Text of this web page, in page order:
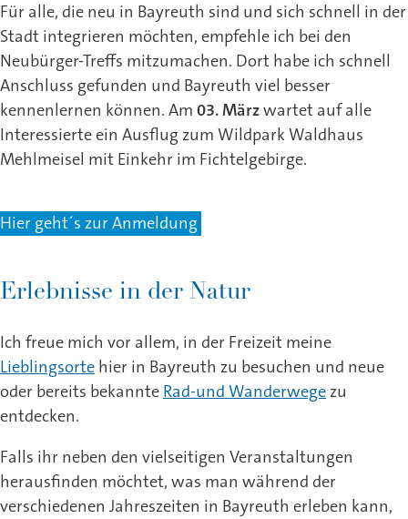
Für alle, die neu in Bayreuth sind und sich schnell in der
Stadt integrieren möchten, empfehle ich bei den
Neubürger-Treffs mitzumachen. Dort habe ich schnell
Anschluss gefunden und Bayreuth viel besser
kennenlernen können. Am 03. Märzwartet auf alle
Interessierte ein Ausflug zum Wildpark Waldhaus
Mehlmeisel mit Einkehr im Fichtelgebirge.
Hier geht´s zur Anmeldung
Erlebnisse in der Natur
Ich freue mich vor allem, in der Freizeit meine
Lieblingsorte hier in Bayreuth zu besuchen und neue
oder bereits bekannte Rad-und Wanderwege zu
entdecken.
Falls ihr neben den vielseitigen Veranstaltungen
herausfinden möchtet, was man während der
verschiedenen Jahreszeiten in Bayreuth erleben kann,